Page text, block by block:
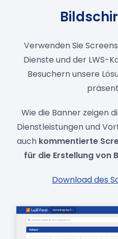
Verwenden Sie
Dienste und der LWS-
Besuchern unsere
Wie die Banner zeigen
Dienstleistungen und
auch kommentierte
für die Erstellung von
Download des